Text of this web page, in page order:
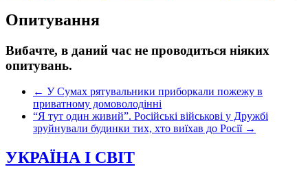
Опитування
Вибачте, в даний час не проводиться ніяких
опитувань.
← У Сумах рятувальники приборкали пожежу в
приватному домоволодінні
“Я тут один живий”. Російські військові у Дружбі
зруйнували будинки тих, хто виїхав до Росії →
УКРАЇНА І СВІТ